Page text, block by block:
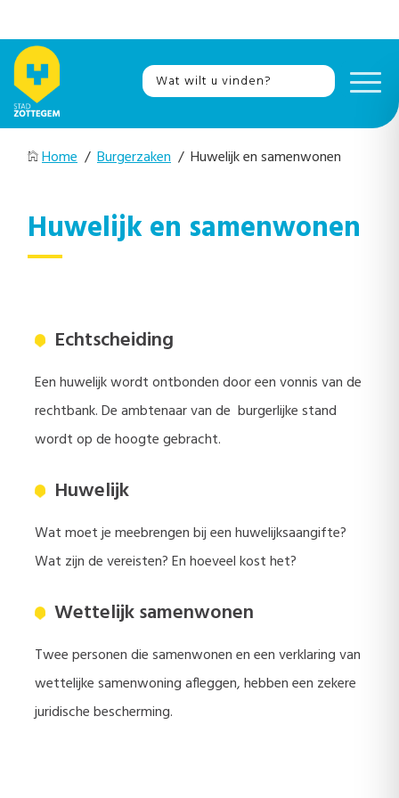
Home / Burgerzaken / Huwelijk en samenwonen
Huwelijk en samenwonen
Echtscheiding
Een huwelijk wordt ontbonden door een vonnis van de
rechtbank. De ambtenaar van de burgerlijke stand
wordt op de hoogte gebracht.
Huwelijk
Wat moet je meebrengen bij een huwelijksaangifte?
Wat zijn de vereisten? En hoeveel kost het?
Wettelijk samenwonen
Twee personen die samenwonen en een verklaring van
wettelijke samenwoning afleggen, hebben een zekere
juridische bescherming.